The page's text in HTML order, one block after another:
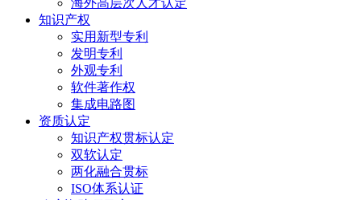
知识产权
实用新型专利
发明专利
外观专利
软件著作权
集成电路图
资质认定
知识产权贯标认定
双软认定
两化融合贯标
ISO体系认证